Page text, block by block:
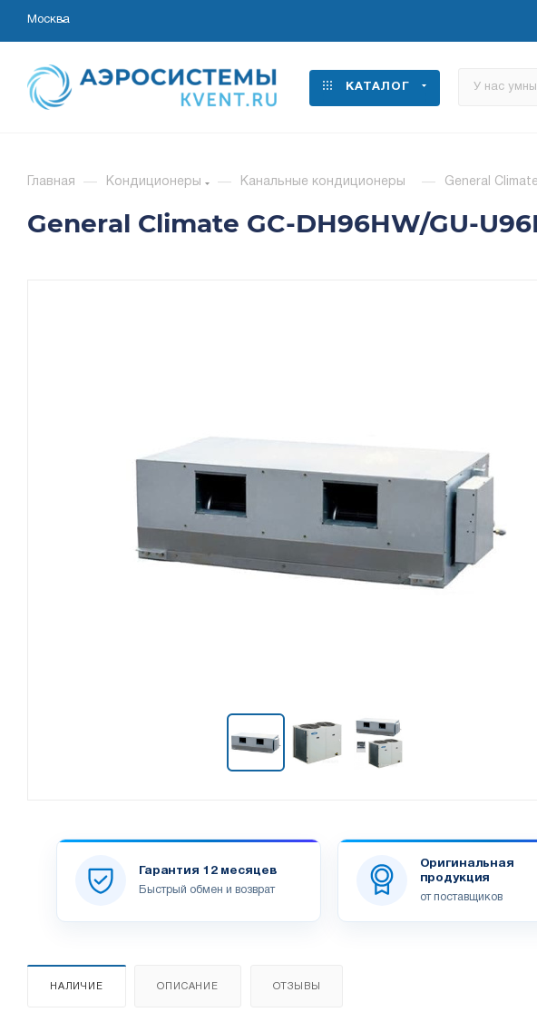
Москва
КАТАЛОГ
Главная — Кондиционеры — Канальные кондиционеры — General
General Сlimate GC-DH96HW/GU-
Гарантия 12 месяцев
Быстрый обмен и возврат
Оригинальная
продукция
от поставщиков
НАЛИЧИЕ ОПИСАНИЕ ОТЗЫВЫ